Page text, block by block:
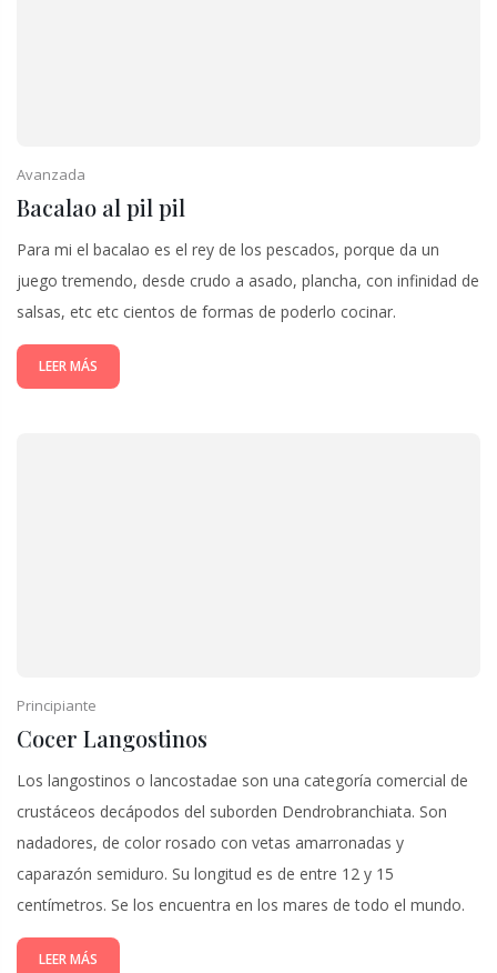
Avanzada
Bacalao al pil pil
Para mi el bacalao es el rey de los pescados, porque da un
juego tremendo, desde crudo a asado, plancha, con infinidad de
salsas, etc etc cientos de formas de poderlo cocinar.
LEER MÁS
Principiante
Cocer Langostinos
Los langostinos o lancostadae son una categoría comercial de
crustáceos decápodos del suborden Dendrobranchiata. Son
nadadores, de color rosado con vetas amarronadas y
caparazón semiduro. Su longitud es de entre 12 y 15
centímetros. Se los encuentra en los mares de todo el mundo.
LEER MÁS